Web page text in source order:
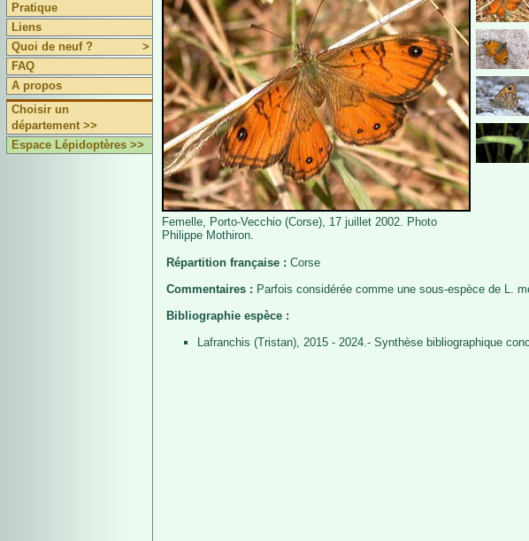
Pratique
Liens
Quoi de neuf ?
>
FAQ
A propos
Choisir un
département >>
Espace Lépidoptères >>
Femelle, Porto-Vecchio (Corse), 17 juillet 2002. Photo
Philippe Mothiron.
Répartition française : Corse
Commentaires : Parfois considérée comme une sous-espèce de L.
Bibliographie espèce :
Lafranchis (Tristan), 2015 - 2024.- Synthèse bibliographique